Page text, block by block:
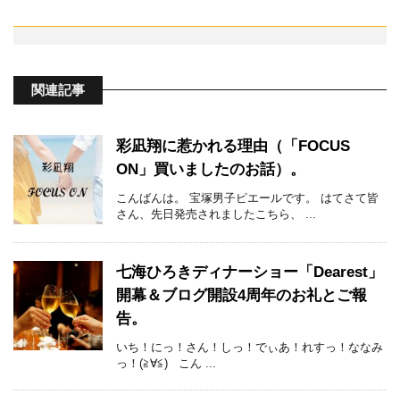
関連記事
彩凪翔に惹かれる理由（「FOCUS
ON」買いましたのお話）。
こんばんは。 宝塚男子ピエールです。 はてさて皆
さん、先日発売されましたこちら、 ...
七海ひろきディナーショー「Dearest」
開幕＆ブログ開設4周年のお礼とご報
告。
いち！にっ！さん！しっ！でぃあ！れすっ！ななみ
っ！(≧∀≦) こん ...